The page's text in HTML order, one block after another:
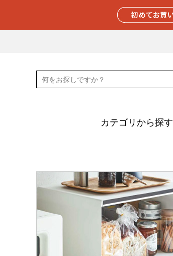
カテゴリから探す